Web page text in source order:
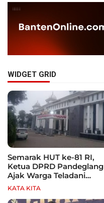
WIDGET GRID
Semarak HUT ke-81 RI,
Ketua DPRD Pandeglang
Ajak Warga Teladani
Semangat Para Pahlawan
KATA KITA